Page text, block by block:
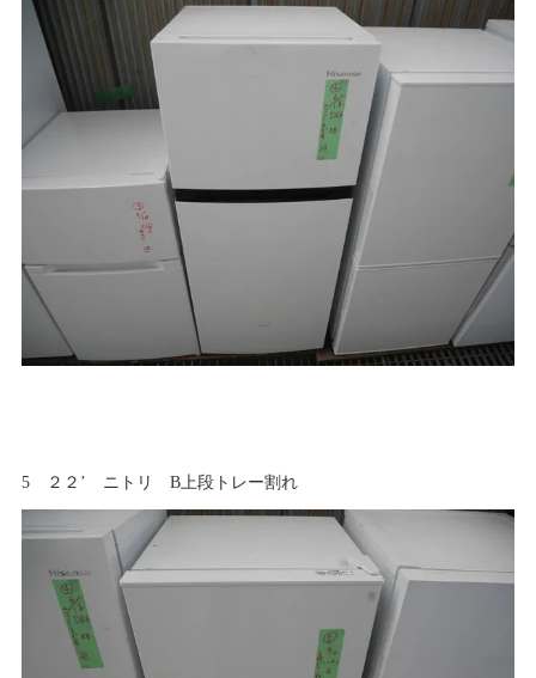
5 ２２’ ニトリ B上段トレー割れ